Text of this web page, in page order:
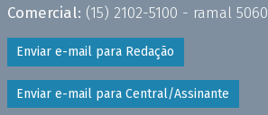
Comercial: (15) 2102-5100 - ramal 5060
Enviar e-mail para Redação
Enviar e-mail para Central/Assinante